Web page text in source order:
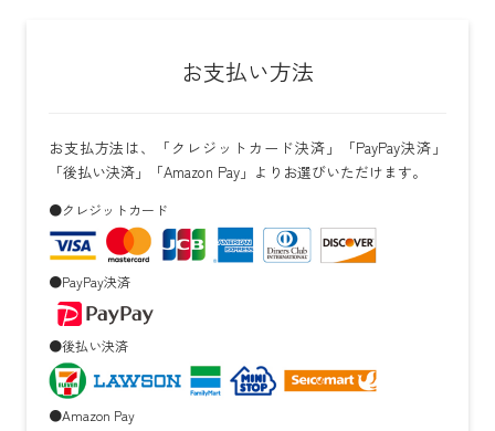
お支払い方法
お支払方法は、「クレジットカード決済」「PayPay決済」
「後払い決済」「Amazon Pay」よりお選びいただけます。
●クレジットカード
●PayPay決済
●後払い決済
●Amazon Pay